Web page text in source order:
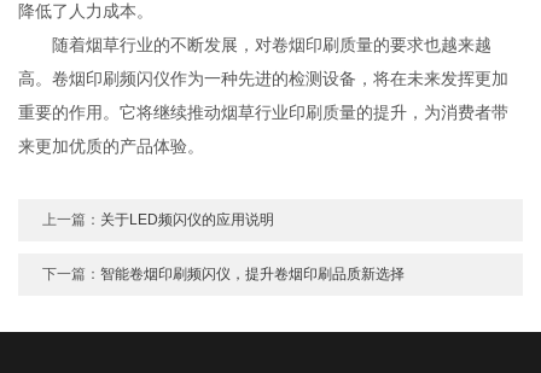
降低了人力成本。
随着烟草行业的不断发展，对卷烟印刷质量的要求也越来越
高。卷烟印刷频闪仪作为一种先进的检测设备，将在未来发挥更加
重要的作用。它将继续推动烟草行业印刷质量的提升，为消费者带
来更加优质的产品体验。
上一篇： 关于LED频闪仪的应用说明
下一篇：智能卷烟印刷频闪仪，提升卷烟印刷品质新选择